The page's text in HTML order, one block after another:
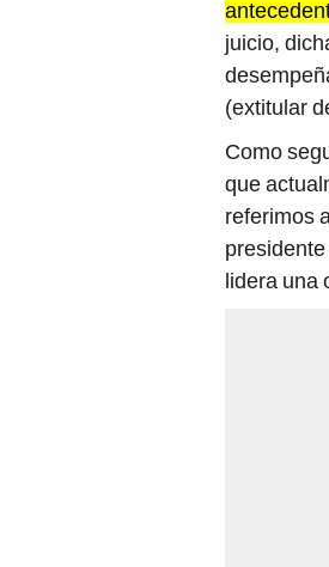
juicio,
(extitular
Como
que
referimos
lidera una